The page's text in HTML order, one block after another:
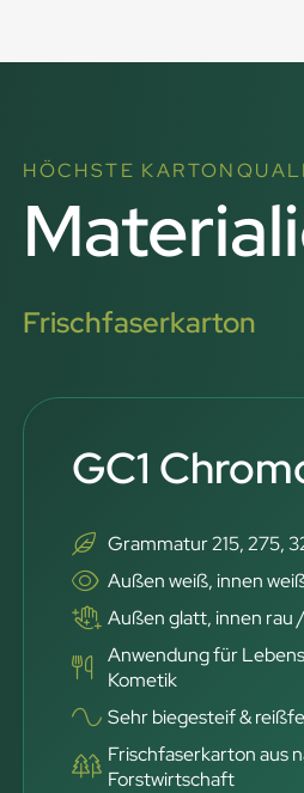
HÖCHSTE
Frischfaserkarton
GC1
Grammatur 215, 275,
Außen weiß, innen
Außen glatt, innen rau
Anwendung für
Kometik
Sehr biegesteif &
Frischfaserkarton aus
Forstwirtschaft